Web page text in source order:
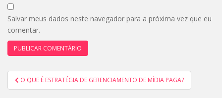
Salvar meus dados neste navegador para a próxima vez que eu
comentar.
Navegação
de
O QUE É ESTRATÉGIA DE GERENCIAMENTO DE MÍDIA PAGA?